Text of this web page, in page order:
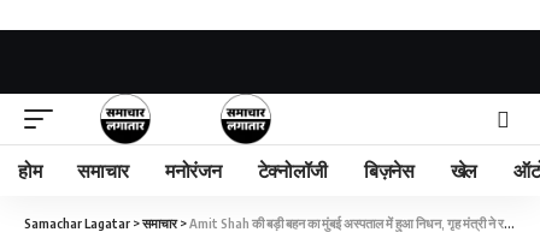
होम समाचार मनोरंजन टेक्नोलॉजी बिज़नेस खेल
Samachar Lagatar >समाचार>Amit Shah की बड़ी बहन का मुंबई अस्पताल में हुआ निधन, गृह मंत्री ने रद्द किए सभी कार्यक्रम